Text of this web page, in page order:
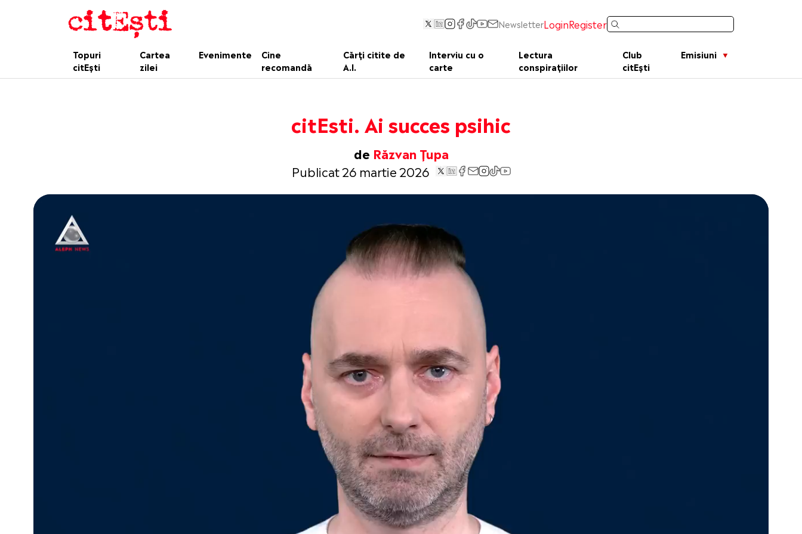
NewsletterLoginRegister
Topuri
citEști
Cartea
zilei
Evenimente
Cine
recomandă
Cărți citite de
A.I.
Interviu cu o
carte
Lectura
conspirațiilor
Club
citEști
Emisiuni
citEsti. Ai succes psihic
de Răzvan Țupa
Publicat 26 martie 2026